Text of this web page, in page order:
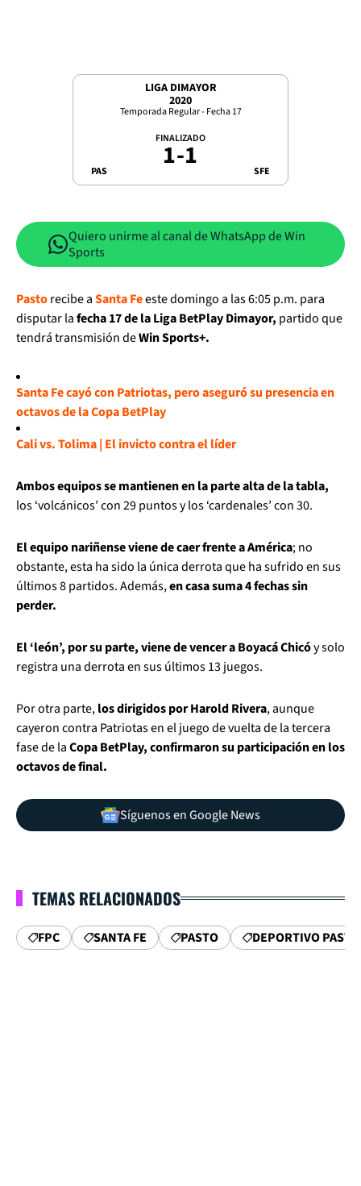
LIGA DIMAYOR
2020
Temporada Regular - Fecha 17
PAS
FINALIZADO
1-1 SFE
Quiero unirme al canal de WhatsApp de Win
Sports
Pastorecibe aSanta Feeste domingo a las 6:05 p.m. para
disputar lafecha 17 de la Liga BetPlay Dimayor, partido que
tendrá transmisión deWin Sports+.
Santa Fe cayó con Patriotas, pero aseguró su presencia en
octavos de la Copa BetPlay
Cali vs. Tolima | El invicto contra el líder
Ambos equipos se mantienen en la parte alta de la tabla,
los ‘volcánicos’ con 29 puntos y los ‘cardenales’ con 30.
El equipo nariñense viene de caer frente a América; no
obstante, esta ha sido la única derrota que ha sufrido en sus
últimos 8 partidos. Además,en casa suma 4 fechas sin
perder.
El ‘león’, por su parte, viene de vencer a Boyacá Chicóy solo
registra una derrota en sus últimos 13 juegos.
Por otra parte,los dirigidos por Harold Rivera, aunque
cayeron contra Patriotas en el juego de vuelta de la tercera
fase de laCopa BetPlay, confirmaron su participación en los
octavos de final.
Síguenos en Google News
TEMAS RELACIONADOS
FPC SANTA FE PASTO DEPORTIVO PASTO